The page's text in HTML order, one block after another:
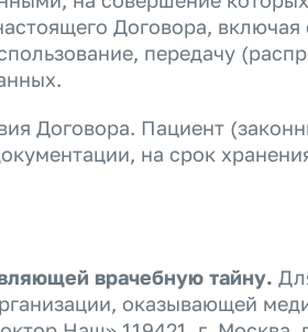
Договора,
передачу
Договора. Пациент
на срок
врачебную тайну.
оказывающей